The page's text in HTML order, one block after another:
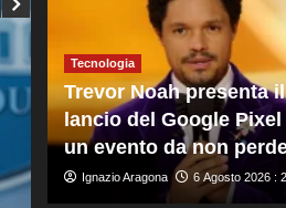
Tecnologia
Trevor Noah presenta il
lancio del Google Pixel
un evento da non
Ignazio Aragona 6 Agosto 2026 :